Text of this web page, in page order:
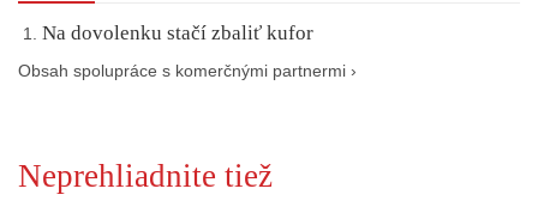
Na dovolenku stačí zbaliť kufor
Obsah spolupráce s komerčnými partnermi ›
Neprehliadnite tiež